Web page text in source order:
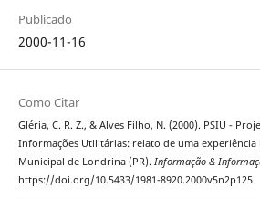
Publicado
2000-11-16
Como Citar
Gléria, C. R. Z., & Alves Filho, N. (2000). PSIU -
Informações Utilitárias: relato de uma experiência
Municipal de Londrina (PR). Informação &
https://doi.org/10.5433/1981-8920.2000v5n2p125